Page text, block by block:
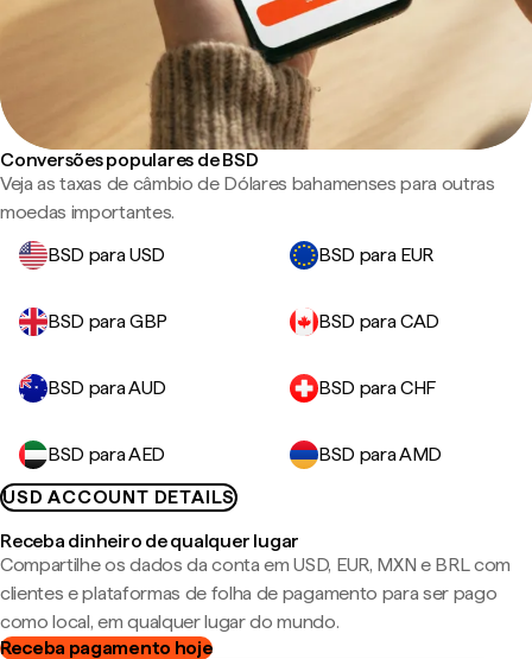
Conversões populares de BSD
Veja as taxas de câmbio de Dólares bahamenses para outras
moedas importantes.
BSD para USD
BSD para EUR
BSD para GBP BSD para CAD
BSD para AUD BSD para CHF
BSD para AED
BSD para AMD
USD ACCOUNT DETAILS
Receba dinheiro de qualquer lugar
Compartilhe os dados da conta em USD, EUR, MXN e BRL com
clientes e plataformas de folha de pagamento para ser pago
como local, em qualquer lugar do mundo.
Receba pagamento hoje